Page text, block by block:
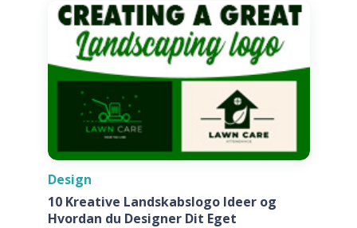
Design
10 Kreative Landskabslogo Ideer og
Hvordan du Designer Dit Eget